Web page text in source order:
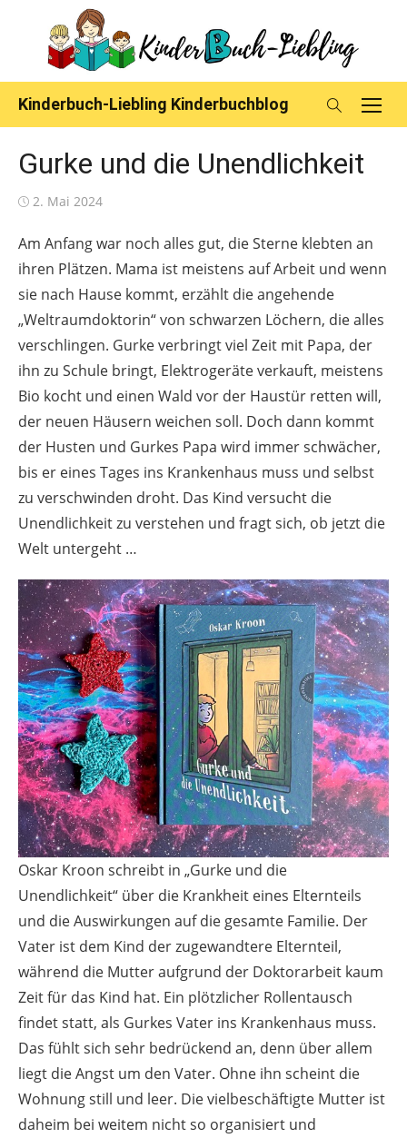
content
Kinderbuch-Liebling Kinderbuchblog
Gurke und die Unendlichkeit
Posted
2. Mai 2024
Am Anfang war noch alles gut, die Sterne klebten an
ihren Plätzen. Mama ist meistens auf Arbeit und wenn
sie nach Hause kommt, erzählt die angehende
„Weltraumdoktorin“ von schwarzen Löchern, die alles
verschlingen. Gurke verbringt viel Zeit mit Papa, der
ihn zu Schule bringt, Elektrogeräte verkauft, meistens
Bio kocht und einen Wald vor der Haustür retten will,
der neuen Häusern weichen soll. Doch dann kommt
der Husten und Gurkes Papa wird immer schwächer,
bis er eines Tages ins Krankenhaus muss und selbst
zu verschwinden droht. Das Kind versucht die
Unendlichkeit zu verstehen und fragt sich, ob jetzt die
Welt untergeht …
Oskar Kroon schreibt in „Gurke und die
Unendlichkeit“ über die Krankheit eines Elternteils
und die Auswirkungen auf die gesamte Familie. Der
Vater ist dem Kind der zugewandtere Elternteil,
während die Mutter aufgrund der Doktorarbeit kaum
Zeit für das Kind hat. Ein plötzlicher Rollentausch
findet statt, als Gurkes Vater ins Krankenhaus muss.
Das fühlt sich sehr bedrückend an, denn über allem
liegt die Angst um den Vater. Ohne ihn scheint die
Wohnung still und leer. Die vielbeschäftigte Mutter ist
daheim bei weitem nicht so organisiert und